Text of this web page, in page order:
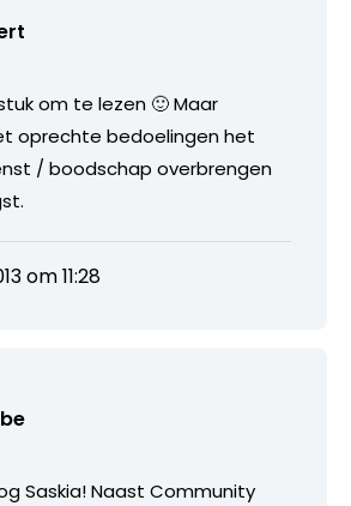
om te lezen 🙂 Maar
oprechte bedoelingen het
/ boodschap overbrengen
om 11:28
Saskia! Naast Community